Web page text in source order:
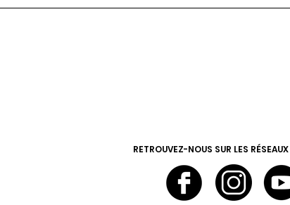
RETROUVEZ-NOUS SUR LES